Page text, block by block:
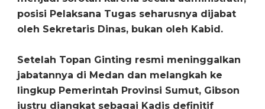
posisi Pelaksana Tugas seharusnya dijabat
oleh Sekretaris Dinas, bukan oleh Kabid.
Setelah Topan Ginting resmi meninggalkan
jabatannya di Medan dan melangkah ke
lingkup Pemerintah Provinsi Sumut, Gibson
justru diangkat sebagai Kadis definitif